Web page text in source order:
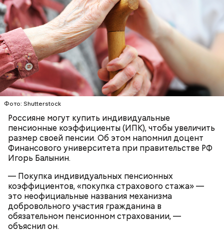
Фото: Shutterstock
Россияне могут купить индивидуальные
пенсионные коэффициенты (ИПК), чтобы увеличить
размер своей пенсии. Об этом напомнил доцент
Финансового университета при правительстве РФ
Игорь Балынин.
— Покупка индивидуальных пенсионных
коэффициентов, «покупка страхового стажа» —
это неофициальные названия механизма
добровольного участия гражданина в
обязательном пенсионном страховании, —
объяснил он.
А юрист Дмитрий Кваша предостерег: если вы
обнаружили у себя в кошельке поддельную
купюру, не нужно предпринимать попытку
расплатиться ею.
зная об этом, и его задержали, сотрудникам
полиции нужно будет дать показания, откуда она
могла появиться, чтобы затем найти реального
инициатора преступления, — пояснил юрист.
Кардинальные перемены:
финансовый гороскоп для всех
знаков зодиака на май
В некоторых аптеках тоже есть программы
лояльности. После простой регистрации по
номеру телефона можно копить и списывать баллы.